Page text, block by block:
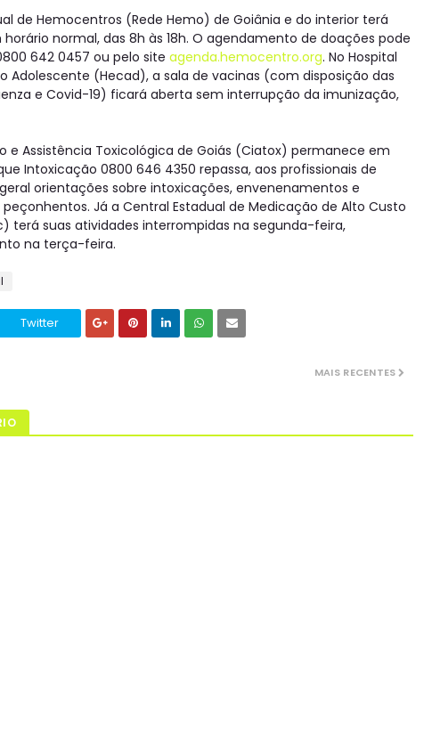
de Hemocentros (Rede Hemo) de Goiânia e do interior terá
normal, das 8h às 18h. O agendamento de doações pode
642 0457 ou pelo site agenda.hemocentro.org. No Hospital
Adolescente (Hecad), a sala de vacinas (com disposição das
e Covid-19) ficará aberta sem interrupção da imunização,
e Assistência Toxicológica de Goiás (Ciatox) permanece em
Intoxicação 0800 646 4350 repassa, aos profissionais de
orientações sobre intoxicações, envenenamentos e
Já a Central Estadual de Medicação de Alto Custo
terá suas atividades interrompidas na segunda-feira,
na terça-feira.
Twitter
MAIS RECENTES